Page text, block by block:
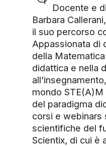
Docente e
Barbara
il suo percorso
Appassionata di
della
didattica e nella
mondo
del paradigma
corsi e webinars
scientifiche del
Scientix, di cui è